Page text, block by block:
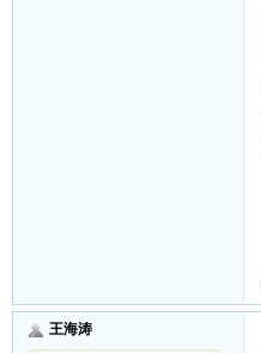
王海涛